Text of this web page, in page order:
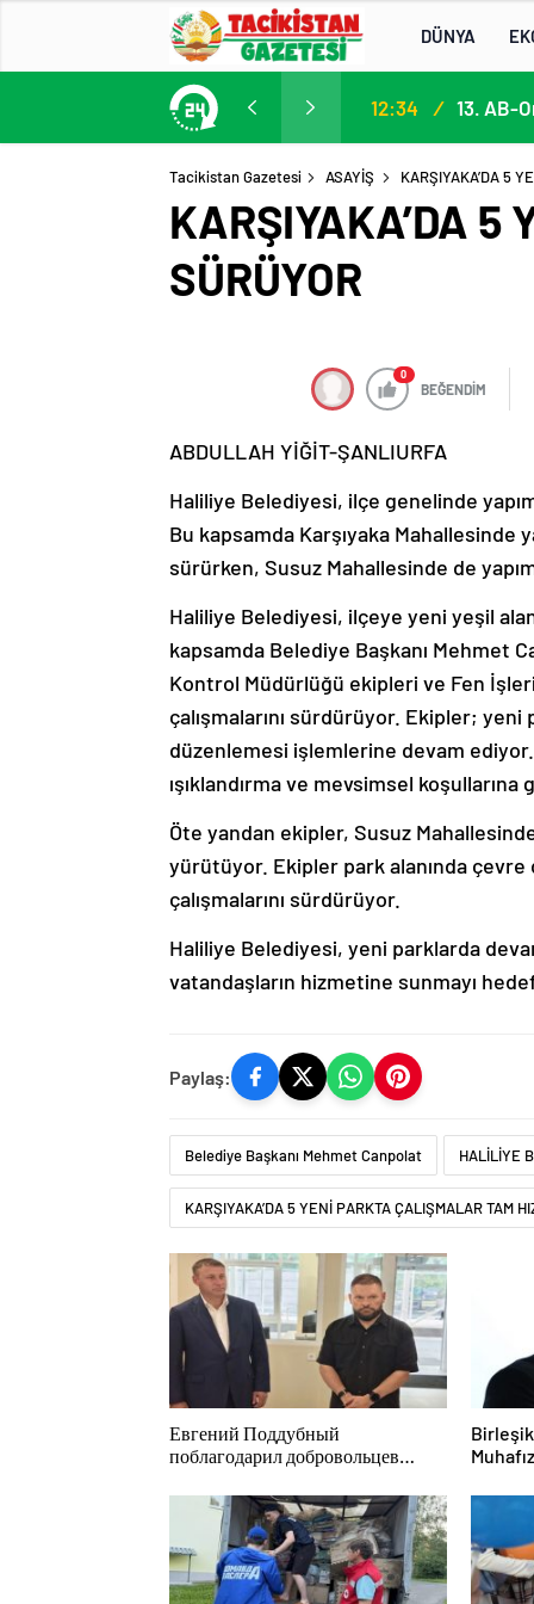
DÜNYA
13. AB-Orta Asya Yüksek Düzeyli Siyasi ve Güvenlik Diyaloğuna Katılım 13:22 /
Tacikistan Gazetesi ASAYİŞ KARŞIYAKA’DA 5
KARŞIYAKA’DA 5
SÜRÜYOR
0
BEĞENDİM
ABDULLAH YİĞİT-ŞANLIURFA
Haliliye Belediyesi, ilçe genelinde
Bu kapsamda Karşıyaka Mahallesinde
sürürken, Susuz Mahallesinde de
Haliliye Belediyesi, ilçeye yeni yeşil
kapsamda Belediye Başkanı Mehmet
Kontrol Müdürlüğü ekipleri ve Fen
çalışmalarını sürdürüyor. Ekipler;
düzenlemesi işlemlerine devam
ışıklandırma ve mevsimsel
Öte yandan ekipler, Susuz
yürütüyor. Ekipler park alanında çevre
çalışmalarını sürdürüyor.
Haliliye Belediyesi, yeni parklarda
vatandaşların hizmetine sunmayı
Paylaş:
Belediye Başkanı Mehmet Canpolat HALİLİYE
KARŞIYAKA’DA 5 YENİ PARKTA ÇALIŞMALAR TAM
Евгений Поддубный
поблагодарил добровольцев
мужество в спасении
пострадавших от обстрелов